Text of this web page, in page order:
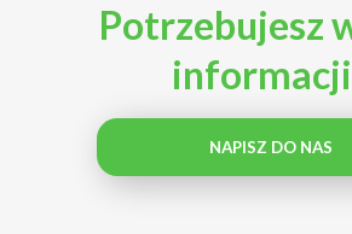
Potrzebujesz
NAPISZ DO NAS